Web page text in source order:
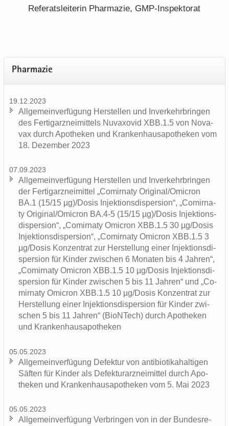
Re­fe­rats­lei­te­rin Phar­ma­zie, GMP-​Inspektorat
Phar­ma­zie
19.12.2023
All­ge­mein­ver­fü­gung Her­stel­len und In­ver­kehr­brin­gen
des Fer­tig­arz­nei­mit­tels Nu­va­xo­vid XBB.1.5 von No­va­
vax durch Apo­the­ken und Kran­ken­hau­s­apo­the­ken vom
18. De­zem­ber 2023
07.09.2023
All­ge­mein­ver­fü­gung Her­stel­len und In­ver­kehr­brin­gen
der Fer­tig­arz­nei­mit­tel „Co­mirna­ty Ori­gi­nal/Omic­ron
BA.1 (15/15 µg)/Dosis In­jek­ti­ons­di­sper­si­on“, „Co­mirna­
ty Ori­gi­nal/Omic­ron BA.4-5 (15/15 µg)/Dosis In­jek­ti­ons­
di­sper­si­on“, „Co­mirna­ty Omic­ron XBB.1.5 30 µg/Dosis
In­jek­ti­ons­di­sper­si­on“, „Co­mirna­ty Omic­ron XBB.1.5 3
µg/Dosis Kon­zen­trat zur Her­stel­lung einer In­jek­ti­ons­di­
sper­si­on für Kin­der zwi­schen 6 Mo­na­ten bis 4 Jah­ren“,
„Co­mirna­ty Omic­ron XBB.1.5 10 µg/Dosis In­jek­ti­ons­di­
sper­si­on für Kin­der zwi­schen 5 bis 11 Jah­ren“ und „Co­
mirna­ty Omic­ron XBB.1.5 10 µg/Dosis Kon­zen­trat zur
Her­stel­lung einer In­jek­ti­ons­di­sper­si­on für Kin­der zwi­
schen 5 bis 11 Jah­ren“ (BioNTech) durch Apo­the­ken
und Kran­ken­hau­s­apo­the­ken
05.05.2023
All­ge­mein­ver­fü­gung De­fek­tur von an­ti­bio­ti­ka­hal­ti­gen
Säf­ten für Kin­der als De­fek­tur­arz­nei­mit­tel durch Apo­
the­ken und Kran­ken­hau­s­apo­the­ken vom 5. Mai 2023
05.05.2023
All­ge­mein­ver­fü­gung Ver­brin­gen von in der Bun­des­re­